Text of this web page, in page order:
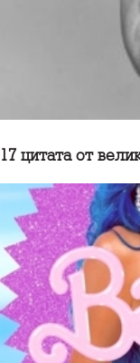
17 цитата от